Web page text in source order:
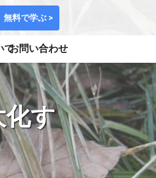
無料で学ぶ >
てお問い合わせ
す